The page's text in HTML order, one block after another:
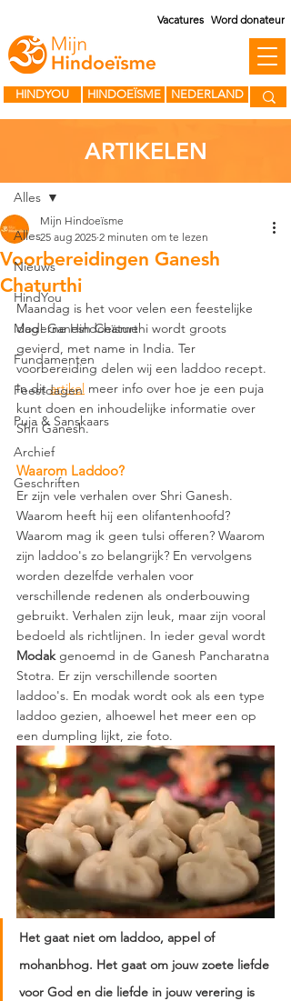
HINDOEÏSME
HINDYOU NEDERLAND
Vacatures Word donateur
Alles
Nieuws
HindYou
Moderne Hindoeïsme
Fundamenten
Feestdagen
Puja & Sanskaars
Archief
Geschriften
Alles
Voorbereidingen Ganesh
Chaturthi
Mijn Hindoeïsme
25 aug 2025 2 minuten om te lezen
Maandag is het voor velen een feestelijke
dag! Ganesh Chaturthi wordt groots
gevierd, met name in India. Ter
voorbereiding delen wij een laddoo recept.
In dit artikel meer info over hoe je een puja
kunt doen en inhoudelijke informatie over
Shri Ganesh.
Waarom Laddoo?
Er zijn vele verhalen over Shri Ganesh.
Waarom heeft hij een olifantenhoofd?
Waarom mag ik geen tulsi offeren? Waarom
zijn laddoo's zo belangrijk? En vervolgens
worden dezelfde verhalen voor
verschillende redenen als onderbouwing
gebruikt. Verhalen zijn leuk, maar zijn vooral
bedoeld als richtlijnen. In ieder geval wordt
Modak genoemd in de Ganesh Pancharatna
Stotra. Er zijn verschillende soorten
laddoo's. En modak wordt ook als een type
laddoo gezien, alhoewel het meer een op
een dumpling lijkt, zie foto.
Het gaat niet om laddoo, appel of
mohanbhog. Het gaat om jouw zoete liefde
voor God en die liefde in jouw verering is
ARTIKELEN